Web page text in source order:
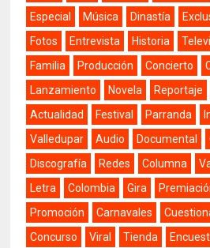
Especial
Música Dinastía
Fotos
Entrevista Historia
Familia
Producción Concierto
Lanzamiento
Novela Reportaje
Actualidad
Festival Parranda
Valledupar
Audio Documental
Discografía
Redes Columna
Letra
Colombia Gira
Promoción
Carnavales
Concurso
Viral Tienda